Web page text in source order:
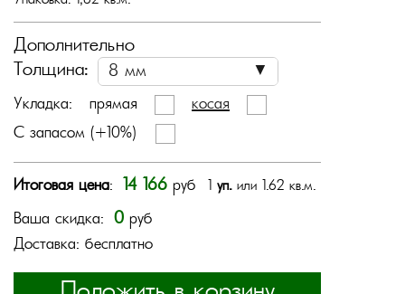
Дополнительно
Толщина:
Укладка: прямая
косая
С запасом (+10%)
Итоговая цена: 14 166 руб 1 уп.или 1.62 кв.м.
Ваша скидка: 0 руб
Доставка: бесплатно